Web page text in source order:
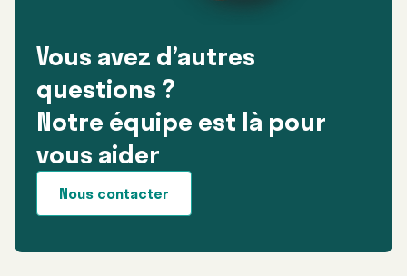
Vous avez d’autres
questions ?
Notre équipe est là pour
vous aider
Nous contacter